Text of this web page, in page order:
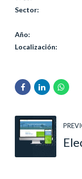
Sector:
Año:
Localización: